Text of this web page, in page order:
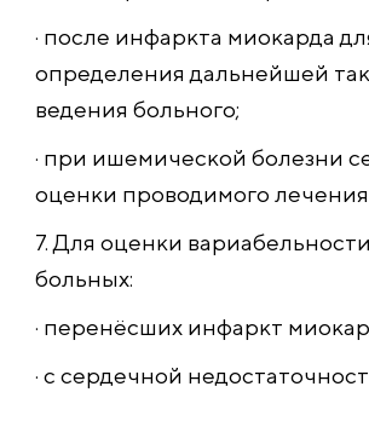
· после инфаркта миокарда
определения дальнейшей
ведения больного;
· при ишемической болезни
оценки проводимого
7. Для оценки
больных:
· перенёсших инфаркт
· с сердечной